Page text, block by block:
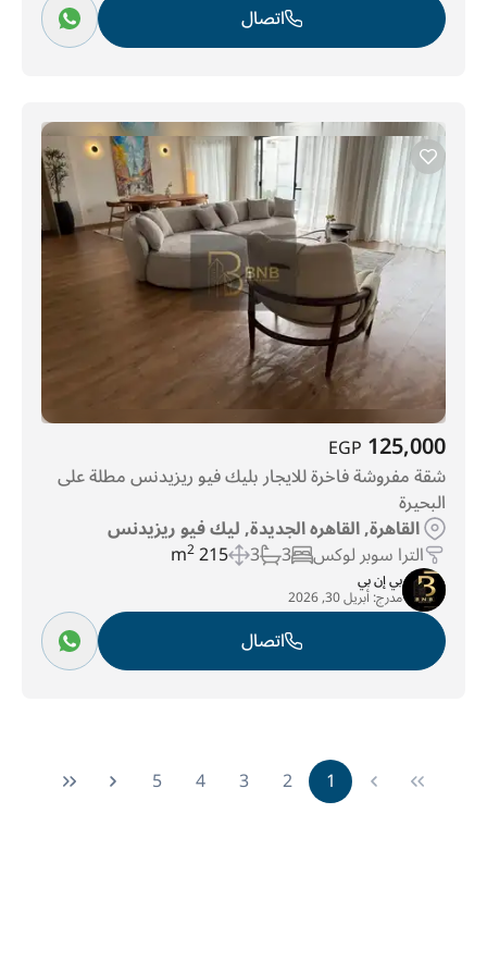
اتصال
125,000
EGP
شقة مفروشة فاخرة للايجار بليك فيو ريزيدنس مطلة على
البحيرة
القاهرة, القاهره الجديدة, ليك فيو ريزيدنس
الترا سوبر لوكس 3
3
215 m
2
بي إن بي
مدرج:أبريل 30, 2026
اتصال
1
2
3
4
5